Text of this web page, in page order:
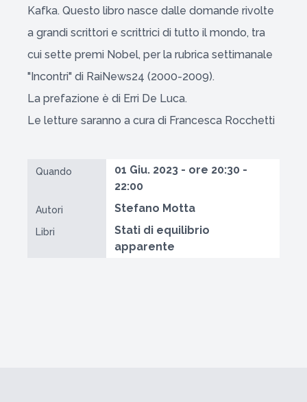
Kafka. Questo libro nasce dalle domande rivolte
a grandi scrittori e scrittrici di tutto il mondo, tra
cui sette premi Nobel, per la rubrica settimanale
"Incontri" di RaiNews24 (2000-2009).
La prefazione è di Erri De Luca.
Le letture saranno a cura di Francesca Rocchetti
Quando
01 Giu. 2023 - ore 20:30 -
22:00
Autori Stefano Motta
Libri
Stati di equilibrio
apparente